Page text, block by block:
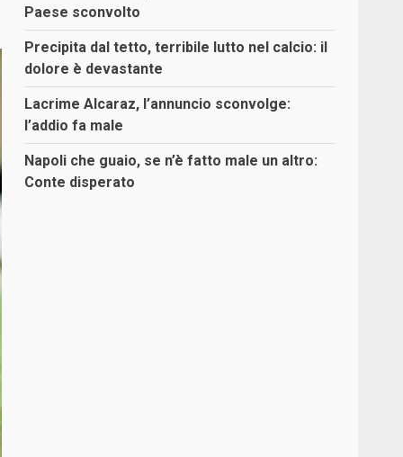
Paese sconvolto
Precipita dal tetto, terribile lutto nel calcio: il
dolore è devastante
Lacrime Alcaraz, l’annuncio sconvolge:
l’addio fa male
Napoli che guaio, se n’è fatto male un altro:
Conte disperato